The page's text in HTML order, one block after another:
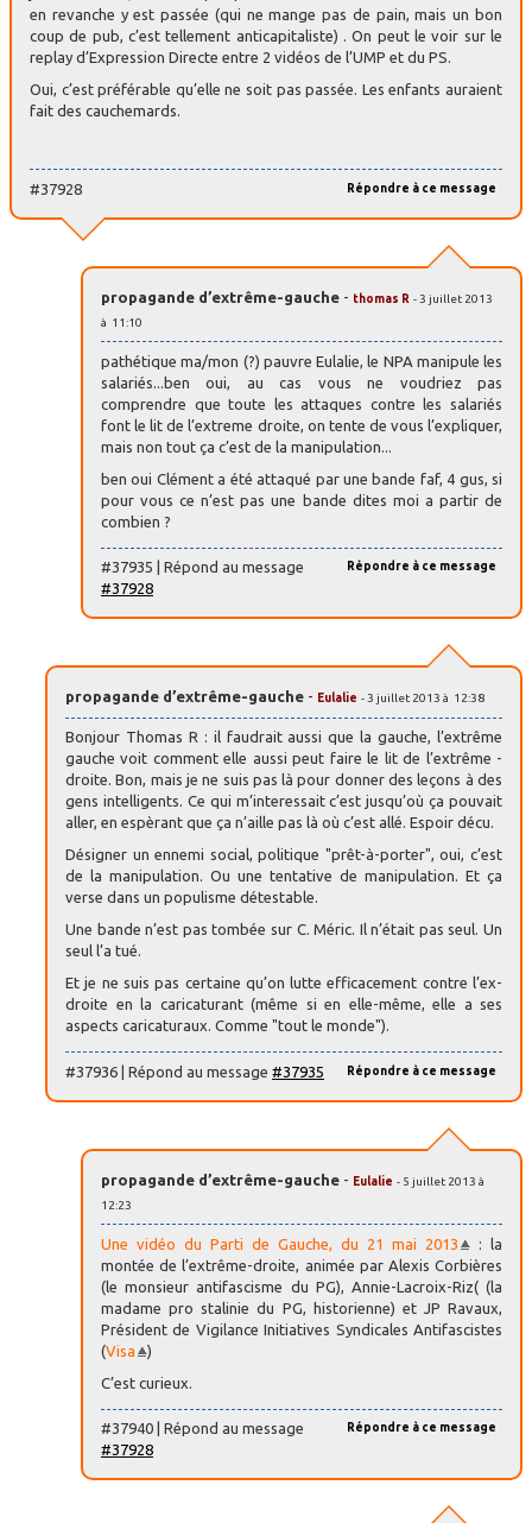
en revanche y est passée (qui ne mange pas de pain, mais un bon
coup de pub, c’est tellement anticapitaliste) . On peut le voir sur le
replay d’Expression Directe entre 2 vidéos de l’UMP et du PS.
Oui, c’est préférable qu’elle ne soit pas passée. Les enfants auraient
fait des cauchemards.
Répondre à ce message
#37928
propagande d’extrême-gauche - thomas R - 3 juillet 2013
à 11:10
pathétique ma/mon (?) pauvre Eulalie, le NPA manipule les
salariés...ben oui, au cas vous ne voudriez pas
comprendre que toute les attaques contre les salariés
font le lit de l’extreme droite, on tente de vous l’expliquer,
mais non tout ça c’est de la manipulation...
ben oui Clément a été attaqué par une bande faf, 4 gus, si
pour vous ce n’est pas une bande dites moi a partir de
combien ?
Répondre à ce message
#37935 | Répond au message
#37928
propagande d’extrême-gauche - Eulalie - 3 juillet 2013 à 12:38
Bonjour Thomas R : il faudrait aussi que la gauche, l’extrême
gauche voit comment elle aussi peut faire le lit de l’extrême -
droite. Bon, mais je ne suis pas là pour donner des leçons à des
gens intelligents. Ce qui m’interessait c’est jusqu’où ça pouvait
aller, en espèrant que ça n’aille pas là où c’est allé. Espoir décu.
Désigner un ennemi social, politique "prêt-à-porter", oui, c’est
de la manipulation. Ou une tentative de manipulation. Et ça
verse dans un populisme détestable.
Une bande n’est pas tombée sur C. Méric. Il n’était pas seul. Un
seul l’a tué.
Et je ne suis pas certaine qu’on lutte efficacement contre l’ex-
droite en la caricaturant (même si en elle-même, elle a ses
aspects caricaturaux. Comme "tout le monde").
Répondre à ce message
#37936 | Répond au message #37935
propagande d’extrême-gauche - Eulalie - 5 juillet 2013 à
12:23
Une vidéo du Parti de Gauche, du 21 mai 2013
: la
montée de l’extrême-droite, animée par Alexis Corbières
(le monsieur antifascisme du PG), Annie-Lacroix-Riz( (la
madame pro stalinie du PG, historienne) et JP Ravaux,
Président de Vigilance Initiatives Syndicales Antifascistes
(Visa
)
C’est curieux.
Répondre à ce message
#37940 | Répond au message
#37928